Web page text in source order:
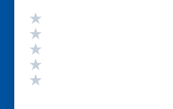
Valutazione